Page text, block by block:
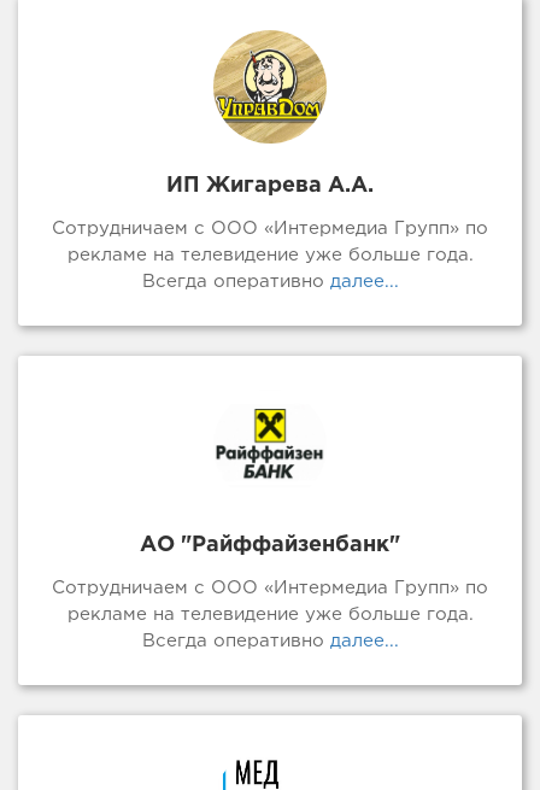
ИП Жигарева А.А.
Сотрудничаем с ООО «Интермедиа Групп» по
рекламе на телевидение уже больше года.
Всегда оперативно далее...
АО "Райффайзенбанк"
Сотрудничаем с ООО «Интермедиа Групп» по
рекламе на телевидение уже больше года.
Всегда оперативно далее...